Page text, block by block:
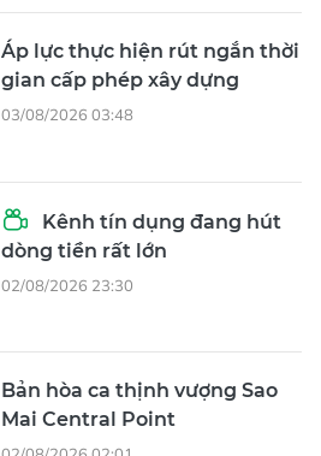
Áp lực thực hiện rút ngắn thời
gian cấp phép xây dựng
03/08/2026 03:48
Kênh tín dụng đang hút
dòng tiền rất lớn
02/08/2026 23:30
Bản hòa ca thịnh vượng Sao
Mai Central Point